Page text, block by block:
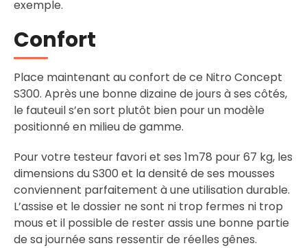
exemple.
Confort
Place maintenant au confort de ce Nitro Concept
S300. Après une bonne dizaine de jours à ses côtés,
le fauteuil s’en sort plutôt bien pour un modèle
positionné en milieu de gamme.
Pour votre testeur favori et ses 1m78 pour 67 kg, les
dimensions du S300 et la densité de ses mousses
conviennent parfaitement à une utilisation durable.
L’assise et le dossier ne sont ni trop fermes ni trop
mous et il possible de rester assis une bonne partie
de sa journée sans ressentir de réelles gênes.